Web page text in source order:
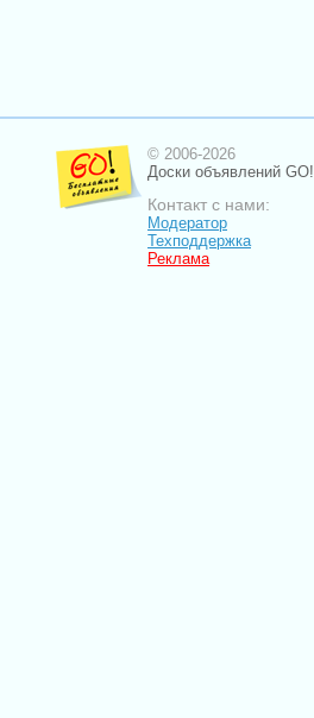
© 2006-2026
Доски объявлений GO!
Контакт с нами:
Модератор
Техподдержка
Реклама